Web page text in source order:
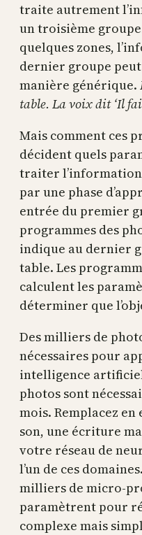
traite autrement
un troisième
quelques zones,
dernier groupe
manière générique.
table. La voix dit ‘Il
Mais comment ces
décident quels
traiter l’information
par une phase
entrée du premier
programmes des
indique au dernier
table. Les
calculent les
déterminer que
Des milliers de
nécessaires pour
intelligence
photos sont
mois. Remplacez
son, une écriture
votre réseau de
l’un de ces
milliers de micro-
paramètrent pour
complexe mais